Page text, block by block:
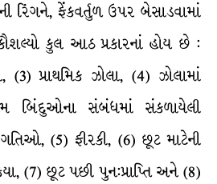
રિંગને, ફેંકવર્તુળ ઉપર બેસાડવામાં
કુલ આઠ પ્રકારનાં હોય છે :
પ્રાથમિક ઝોલા, (4) ઝોલામાં
બિંદુઓના સંબંધમાં સંકળાયેલી
ગતિઓ, (5) ફીરકી, (6) છૂટ માટેની
(7) છૂટ પછી પુન:પ્રાપ્તિ અને (8)